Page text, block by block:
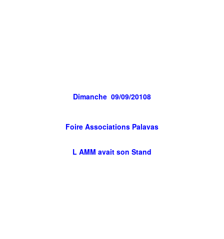
Dimanche 09/09/20108
Foire Associations Palavas
L AMM avait son Stand